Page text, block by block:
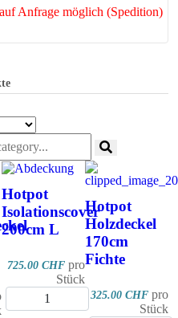
Anfrage möglich (Spedition)
Hotpot
Isolationscover
200cm L
725.00 CHF pro
Stück
Hotpot
Holzdeckel
170cm
Fichte
325.00 CHF pro
Stück